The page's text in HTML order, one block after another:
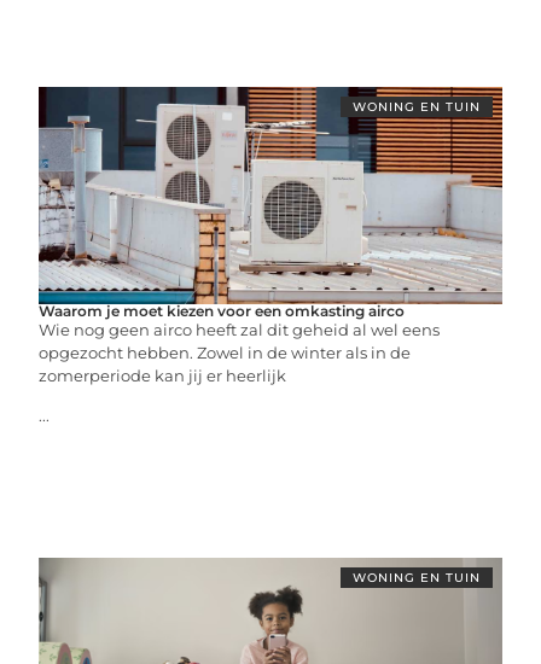
WONING EN TUIN
Waarom je moet kiezen voor een omkasting airco
Wie nog geen airco heeft zal dit geheid al wel eens
opgezocht hebben. Zowel in de winter als in de
zomerperiode kan jij er heerlijk
...
WONING EN TUIN